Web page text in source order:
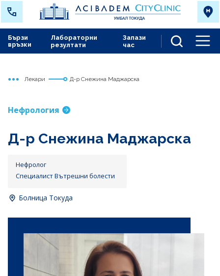
Лабораторни
резултати
Запази
час
Бързи
връзки
Начало
Токуда
Лекари Д-р Снежина Маджарска
Нефрология
Д-р Снежина Маджарска
Нефролог
Специалист Вътрешни болести
Болница Токуда